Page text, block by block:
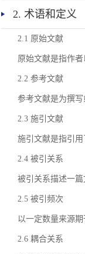
2. 术语和定义
2.1 原始文献
原始文献是指作
2.2 参考文献
参考文献是为撰
2.3 施引文献
施引文献是指引
2.4 被引关系
被引关系描述一
2.5 被引频次
以一定数量来源
2.6 耦合关系